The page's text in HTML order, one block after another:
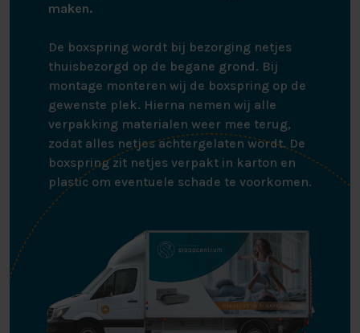
maken.
De boxspring wordt bij bezorging netjes
thuisbezorgd op de begane grond. Bij
montage monteren wij de boxspring op de
gewenste plek. Hierna nemen wij alle
verpakking materialen weer mee terug,
zodat alles netjes achtergelaten wordt. De
boxspring zit netjes verpakt in karton en
plastic om eventuele schade te voorkomen.